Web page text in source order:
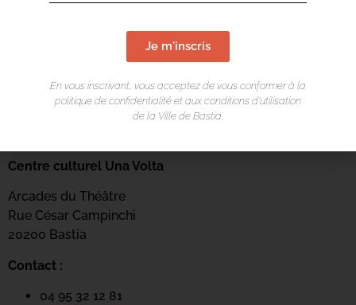
Centre culturel Una Volta
Arcades du Théâtre
Rue César Campinchi
20200 Bastia
Contact :
04 95 32 12 81
Je m'inscris
En vous inscrivant, vous acceptez de vous conformer à la
politique de confidentialité et aux conditions d’utilisation
de la Ville de Bastia.